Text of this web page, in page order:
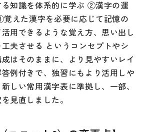
材
Ｄ
知識を体系的に学ぶ ②漢字の運
えた漢字を必要に応じて記憶の
用できるような覚え方、思い出し
夫させる というコンセプトやシ
はそのままに、より見やすいレイ
例付きで、独習にもより活用しや
しい常用漢字表に準拠し、一部、
見直しました。